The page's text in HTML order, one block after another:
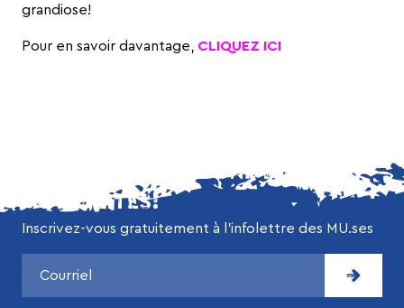
grandiose!
Pour en savoir davantage, CLIQUEZ ICI
NE MANQUEZ AUCUNE DE NOS
ACTUALITÉS!
Inscrivez-vous gratuitement à l’infolettre des MU.ses